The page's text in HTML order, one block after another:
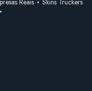
Reais ⋆ Skins Truckers